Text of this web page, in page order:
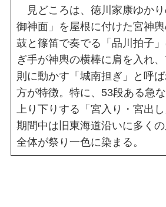
見どころは、徳川家康ゆか
御神面」を屋根に付けた宮神
鼓と篠笛で奏でる「品川拍子
ぎ手が神輿の横棒に肩を入れ
則に動かす「城南担ぎ」と呼
方が特徴。特に、53段ある急
上り下りする「宮入り・宮出
期間中は旧東海道沿いに多く
全体が祭り一色に染まる。